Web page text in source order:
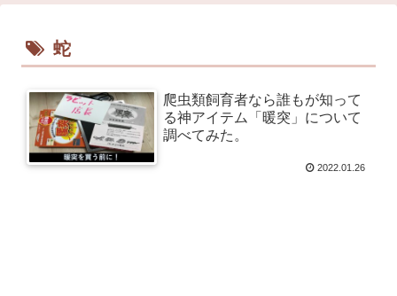
蛇
爬虫類飼育者なら誰もが知って
る神アイテム「暖突」について
調べてみた。
2022.01.26